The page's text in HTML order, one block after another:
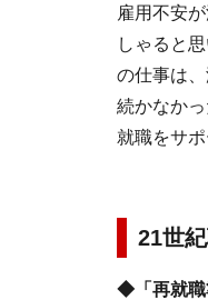
雇用不安
しゃると
の仕事は
続かなか
就職をサ
21世
◆「再就職